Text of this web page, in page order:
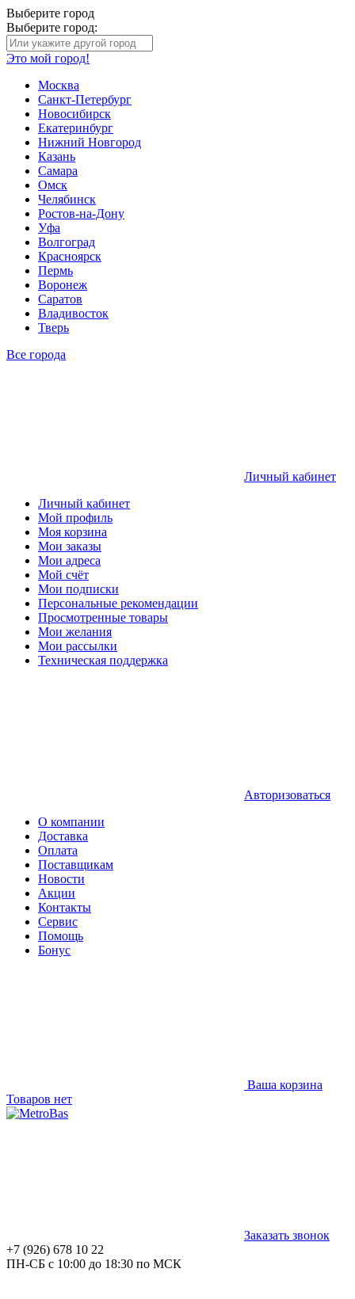
Выберите город
Выберите город:
Это мой город!
Москва
Санкт-Петербург
Новосибирск
Екатеринбург
Нижний Новгород
Казань
Самара
Омск
Челябинск
Ростов-на-Дону
Уфа
Волгоград
Красноярск
Пермь
Воронеж
Саратов
Владивосток
Тверь
Все города
Личный кабинет
Личный кабинет
Мой профиль
Моя корзина
Мои заказы
Мои адреса
Мой счёт
Мои подписки
Персональные рекомендации
Просмотренные товары
Мои желания
Мои рассылки
Техническая поддержка
Авторизоваться
О компании
Доставка
Оплата
Поставщикам
Новости
Акции
Контакты
Сервис
Помощь
Бонус
Ваша корзина
Товаров нет
Заказать звонок
+7 (926) 678 10 22
ПН-СБ с 10:00 до 18:30 по МСК